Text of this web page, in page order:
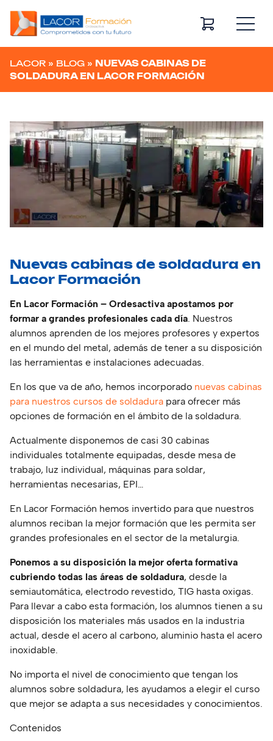
Navegación principal
LACOR » BLOG » NUEVAS CABINAS DE
SOLDADURA EN LACOR FORMACIÓN
Nuevas cabinas de soldadura en
Lacor Formación
En Lacor Formación – Ordesactiva apostamos por
formar a grandes profesionales cada día. Nuestros
alumnos aprenden de los mejores profesores y expertos
en el mundo del metal, además de tener a su disposición
las herramientas e instalaciones adecuadas.
En los que va de año, hemos incorporado nuevas cabinas
para nuestros cursos de soldadura para ofrecer más
opciones de formación en el ámbito de la soldadura.
Actualmente disponemos de casi 30 cabinas
individuales totalmente equipadas, desde mesa de
trabajo, luz individual, máquinas para soldar,
herramientas necesarias, EPI…
En Lacor Formación hemos invertido para que nuestros
alumnos reciban la mejor formación que les permita ser
grandes profesionales en el sector de la metalurgia.
Ponemos a su disposición la mejor oferta formativa
cubriendo todas las áreas de soldadura, desde la
semiautomática, electrodo revestido, TIG hasta oxigas.
Para llevar a cabo esta formación, los alumnos tienen a su
disposición los materiales más usados en la industria
actual, desde el acero al carbono, aluminio hasta el acero
inoxidable.
No importa el nivel de conocimiento que tengan los
alumnos sobre soldadura, les ayudamos a elegir el curso
que mejor se adapta a sus necesidades y conocimientos.
Contenidos